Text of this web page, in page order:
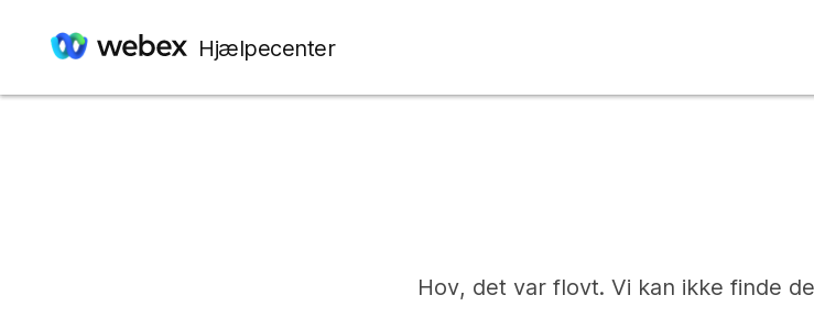
Hjælpecenter
Hov, det var flovt. Vi kan ikke finde